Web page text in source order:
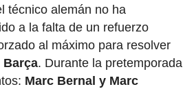
técnico alemán no ha
a la falta de un refuerzo
al máximo para resolver
Barça. Durante la pretemporada
Marc Bernal y Marc